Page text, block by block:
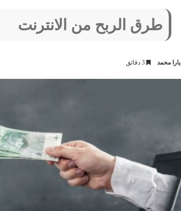
طرق الربح من الانترنت
يارا محمد